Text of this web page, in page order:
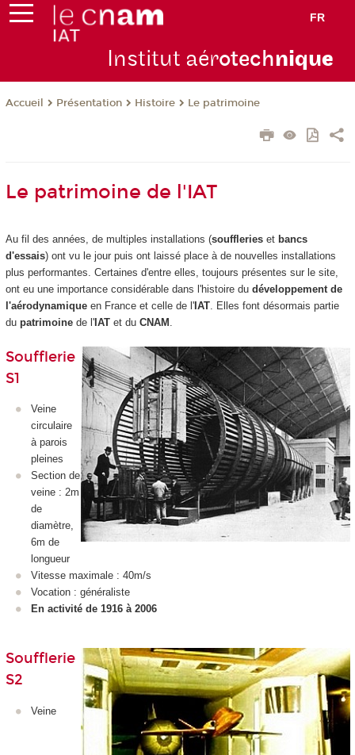
FR
Institut aérotechnique
Accueil Présentation Histoire Le patrimoine
Le patrimoine de l'IAT
Au fil des années, de multiples installations (soufflerieset bancs
d'essais) ont vu le jour puis ont laissé place à de nouvelles installations
plus performantes. Certaines d'entre elles, toujours présentes sur le site,
ont eu une importance considérable dans l'histoire du développement de
l'aérodynamiqueen France et celle de l'IAT. Elles font désormais partie
du patrimoine de l'IATet du CNAM .
Soufflerie
S1
Veine
circulaire
à parois
pleines
Section de
veine : 2m
de
diamètre,
6m de
longueur
Vitesse maximale : 40m/s
Vocation : généraliste
En activité de 1916 à 2006
Soufflerie
S2
Veine